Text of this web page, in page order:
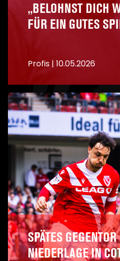
A
„BELOHNST DICH
FÜR EIN GUTES
Profis | 10.05.2026
SPÄTES
NIEDERLAGE IN